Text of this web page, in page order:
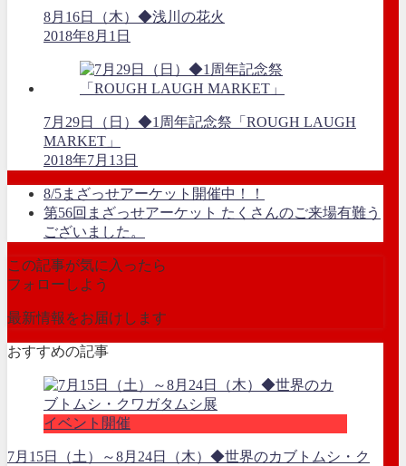
8月16日（木）◆浅川の花火
2018年8月1日
7月29日（日）◆1周年記念祭「ROUGH LAUGH
MARKET」
2018年7月13日
8/5まざっせアーケット開催中！！
第56回まざっせアーケット たくさんのご来場有難う
ございました。
この記事が気に入ったら
フォローしよう
最新情報をお届けします
おすすめの記事
イベント開催
7月15日（土）～8月24日（木）◆世界のカブトムシ・ク